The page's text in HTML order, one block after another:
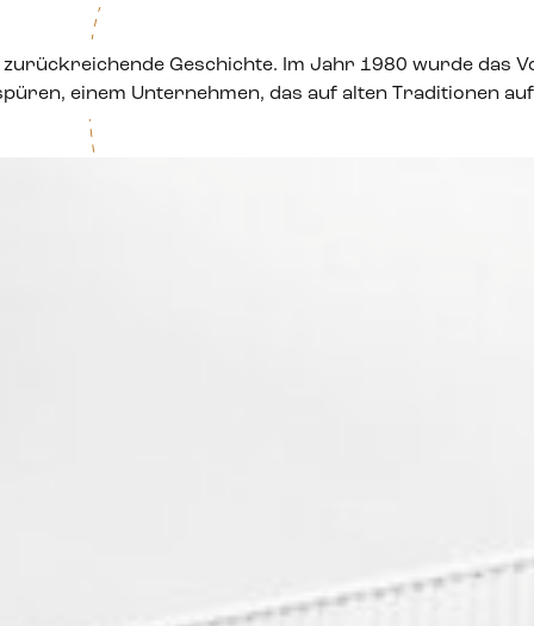
Geschichte. Im Jahr 1980 wurde das
einem Unternehmen, das auf alten Traditionen